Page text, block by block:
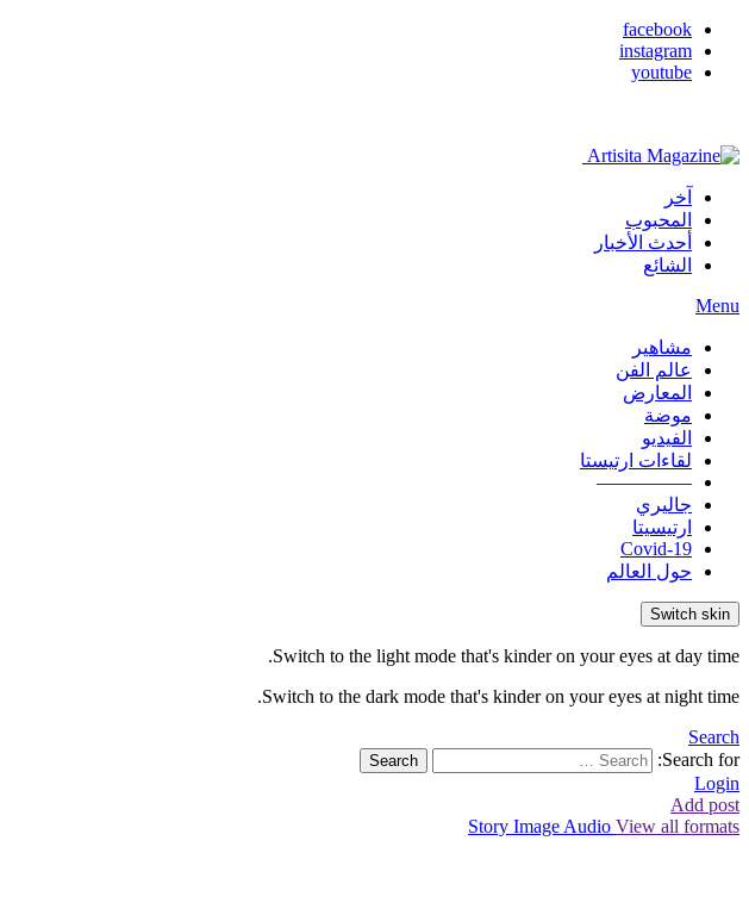
facebook
instagram
youtube
آخر
المحبوب
أحدث الأخبار
الشائع
Menu
مشاهير
عالم الفن
المعارض
موضة
الفيديو
لقاءات ارتيستا
—————
جاليري
ارتيسيتا
Covid-19
حول العالم
Switch skin
Switch to the light mode that's kinder on your eyes at day time.
Switch to the dark mode that's kinder on your eyes at night time.
Search
Search for:
Search
Login
Add post
Story Image Audio View all formats